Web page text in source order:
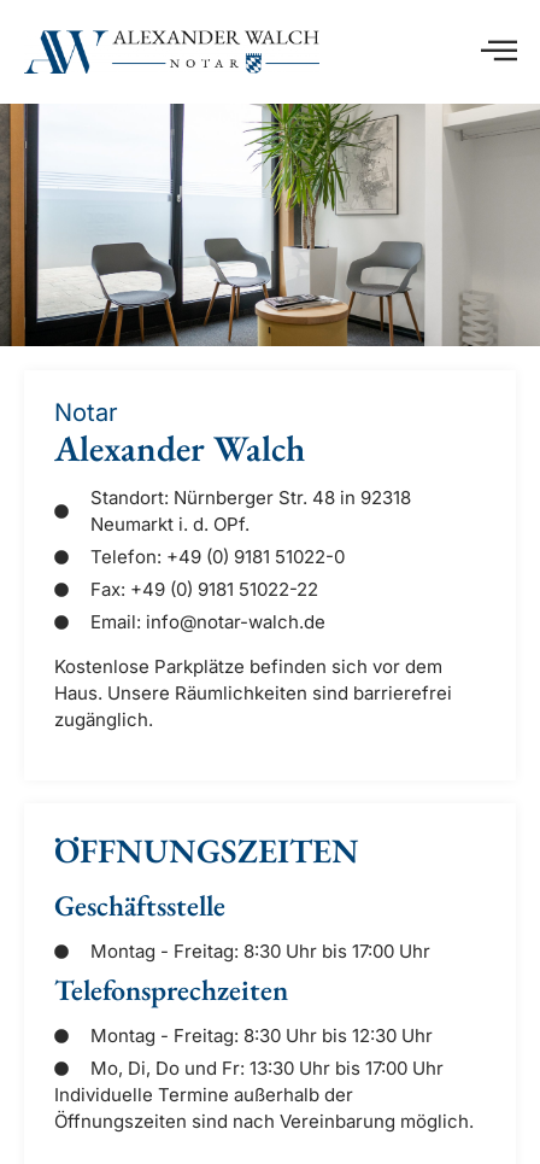
Notar
Alexander Walch
Standort: Nürnberger Str. 48 in 92318
Neumarkt i. d. OPf.
Telefon: +49 (0) 9181 51022-0
Fax: +49 (0) 9181 51022-22
Email: info@notar-walch.de
Kostenlose Parkplätze befinden sich vor dem
Haus. Unsere Räumlichkeiten sind barrierefrei
zugänglich.
ÖFFNUNGSZEITEN
Geschäftsstelle
Montag - Freitag: 8:30 Uhr bis 17:00 Uhr
Telefonsprechzeiten
Montag - Freitag: 8:30 Uhr bis 12:30 Uhr
Mo, Di, Do und Fr: 13:30 Uhr bis 17:00 Uhr
Individuelle Termine außerhalb der
Öffnungszeiten sind nach Vereinbarung möglich.